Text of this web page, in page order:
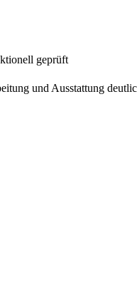
geprüft
und Ausstattung